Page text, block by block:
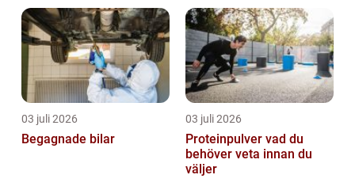
03 juli 2026
Begagnade bilar
03 juli 2026
Proteinpulver vad du
behöver veta innan du
väljer